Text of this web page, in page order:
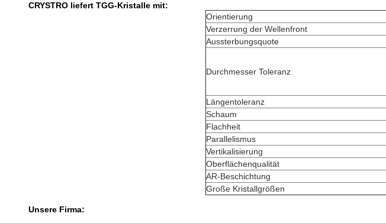
CRYSTRO liefert TGG-Kristalle mit:
Orientierung
Verzerrung der Wellenfront
Aussterbungsquote
Durchmesser Toleranz
Längentoleranz
Schaum
Flachheit
Parallelismus
Vertikalisierung
Oberflächenqualität
AR-Beschichtung
Große Kristallgrößen
Unsere Firma: